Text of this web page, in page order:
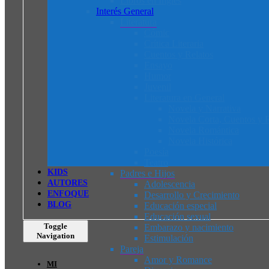
Interés General
Padres e Hijos
Adolescencia
Desarrollo y Crecimiento
Educación especial
Educación sexual
Embarazo y nacimiento
Estimulación
Pareja
Amor y Romance
KIDS
AUTORES
ENFOQUE
BLOG
Toggle
Navigation
MI